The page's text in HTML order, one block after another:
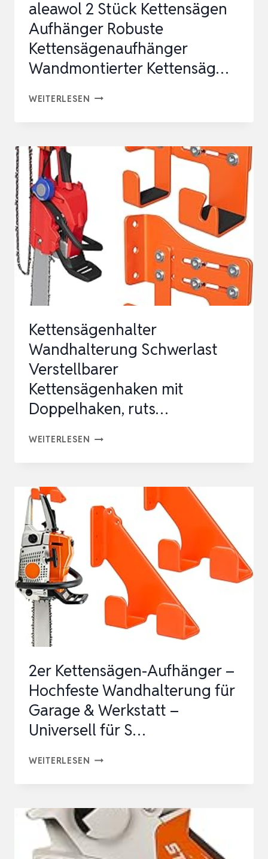
aleawol 2 Stück Kettensägen
Aufhänger Robuste
Kettensägenaufhänger
Wandmontierter Kettensäg…
WEITERLESEN ALEAWOL
KETTENSÄGEN
AUFHÄNGER
ROBUSTE
KETTENSÄGENAUFHÄNGER
WANDMONTIERTER
KETTENSÄG…
Kettensägenhalter
Wandhalterung Schwerlast
Verstellbarer
Kettensägenhaken mit
Doppelhaken, ruts…
WEITERLESEN KETTENSÄGENHALTER
KETTENSÄGENHAKEN
DOPPELHAKEN,
RUTS…
2er Kettensägen-Aufhänger –
Hochfeste Wandhalterung für
Garage & Werkstatt –
Universell für S…
WEITERLESEN 2ER
–
HOCHFESTE
WANDHALTERUNG